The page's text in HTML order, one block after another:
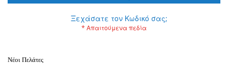
Ξεχάσατε τον Κωδικό σας;
Νέοι Πελάτες